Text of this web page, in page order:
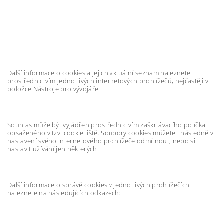
Další informace o cookies a jejich aktuální seznam naleznete
prostřednictvím jednotlivých internetových prohlížečů, nejčastěji v
položce Nástroje pro vývojáře.
Souhlas může být vyjádřen prostřednictvím zaškrtávacího políčka
obsaženého v tzv. cookie liště. Soubory cookies můžete i následně v
nastavení svého internetového prohlížeče odmítnout, nebo si
nastavit užívání jen některých.
Další informace o správě cookies v jednotlivých prohlížečích
naleznete na následujících odkazech: